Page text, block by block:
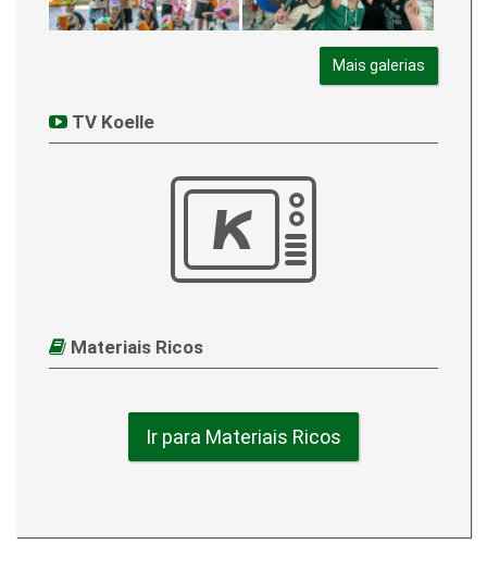
Mais galerias
TV Koelle
Materiais Ricos
Ir para Materiais Ricos